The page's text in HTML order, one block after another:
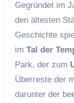
Gegründet im
den ältesten
Geschichte
im Tal der
Park, der zum
Überreste der
darunter der